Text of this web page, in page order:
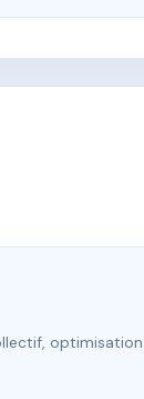
optimisation